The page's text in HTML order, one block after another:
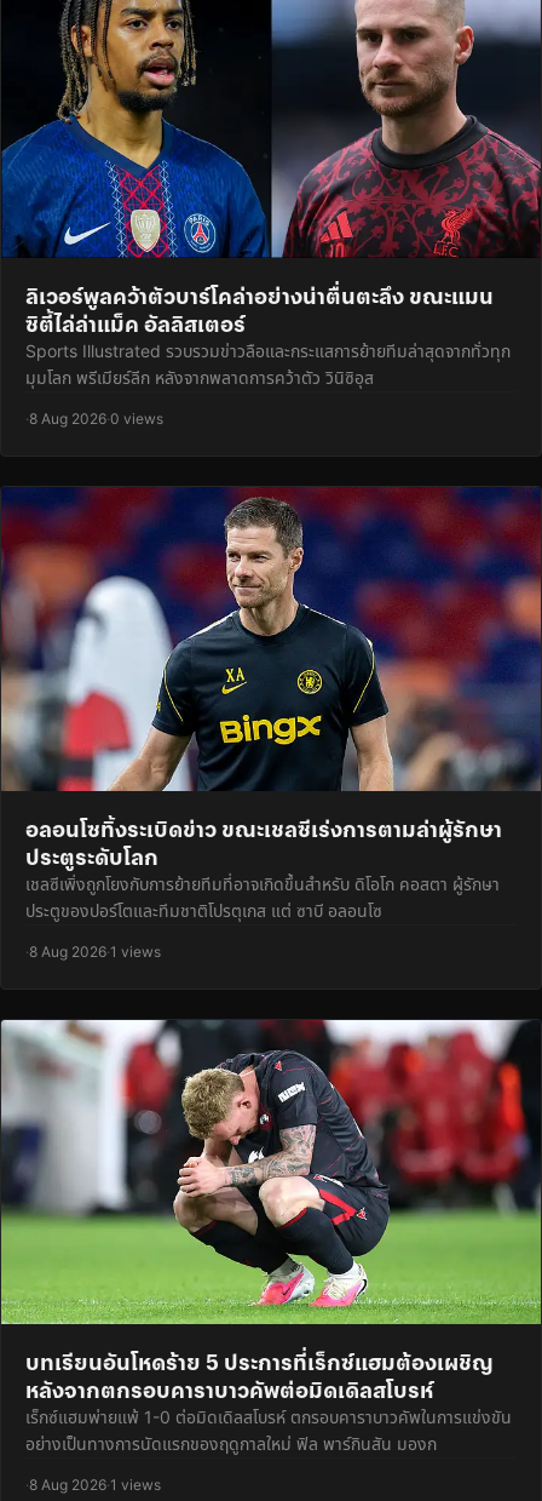
ลิเวอร์พูลคว้าตัวบาร์โคล่าอย่างน่าตื่นตะลึง ขณะแมน
ซิตี้ไล่ล่าแม็ค อัลลิสเตอร์
Sports Illustrated รวบรวมข่าวลือและกระแสการย้ายทีมล่าสุดจากทั่วทุก
มุมโลก พรีเมียร์ลีก หลังจากพลาดการคว้าตัว วินิซิอุส
·8 Aug 2026·0 views
อลอนโซทิ้งระเบิดข่าว ขณะเชลซีเร่งการตามล่าผู้รักษา
ประตูระดับโลก
เชลซีเพิ่งถูกโยงกับการย้ายทีมที่อาจเกิดขึ้นสำหรับ ดิโอโก คอสตา ผู้รักษา
ประตูของปอร์โตและทีมชาติโปรตุเกส แต่ ซาบี อลอนโซ
·8 Aug 2026·1 views
บทเรียนอันโหดร้าย 5 ประการที่เร็กซ์แฮมต้องเผชิญ
หลังจากตกรอบคาราบาวคัพต่อมิดเดิลสโบรห์
เร็กซ์แฮมพ่ายแพ้ 1-0 ต่อมิดเดิลสโบรห์ ตกรอบคาราบาวคัพในการแข่งขัน
อย่างเป็นทางการนัดแรกของฤดูกาลใหม่ ฟิล พาร์กินสัน มองก
·8 Aug 2026·1 views